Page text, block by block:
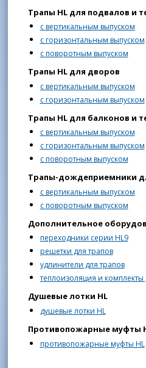
Трапы HL для подвалов и
с вертикальным выпуском
с горизонтальным выпуском
с поворотным выпуском
Трапы HL для дворов
с вертикальным выпуском
с горизонтальным выпуском
Трапы HL для балконов и
с вертикальным выпуском
с горизонтальным выпуском
с поворотным выпуском
Трапы-дождеприемники
с вертикальным выпуском
с поворотным выпуском
Дополнительное
переходники серии HL9
решетки для трапов
удлинители для трапов
теплоизоляция и комплекты
Душевые лотки HL
душевые лотки HL
Противопожарные муфты
противопожарные муфты HL